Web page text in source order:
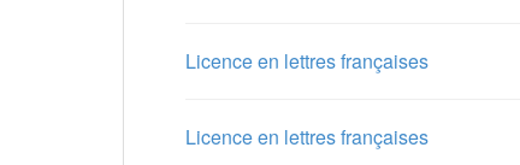
Licence en lettres françaises
Licence en lettres françaises